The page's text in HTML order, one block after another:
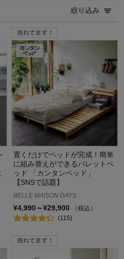
絞り込み
置くだけでベッドが完成！簡単
に組み替えができるパレットベ
ッド 「カンタンベッド」
【SNSで話題】
BELLE MAISON DAYS
¥4,990～¥29,900
（税込）
(115)